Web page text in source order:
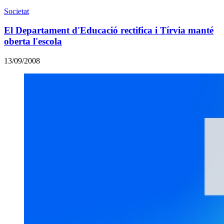
Societat
El Departament d'Educació rectifica i Tírvia manté
oberta l'escola
13/09/2008